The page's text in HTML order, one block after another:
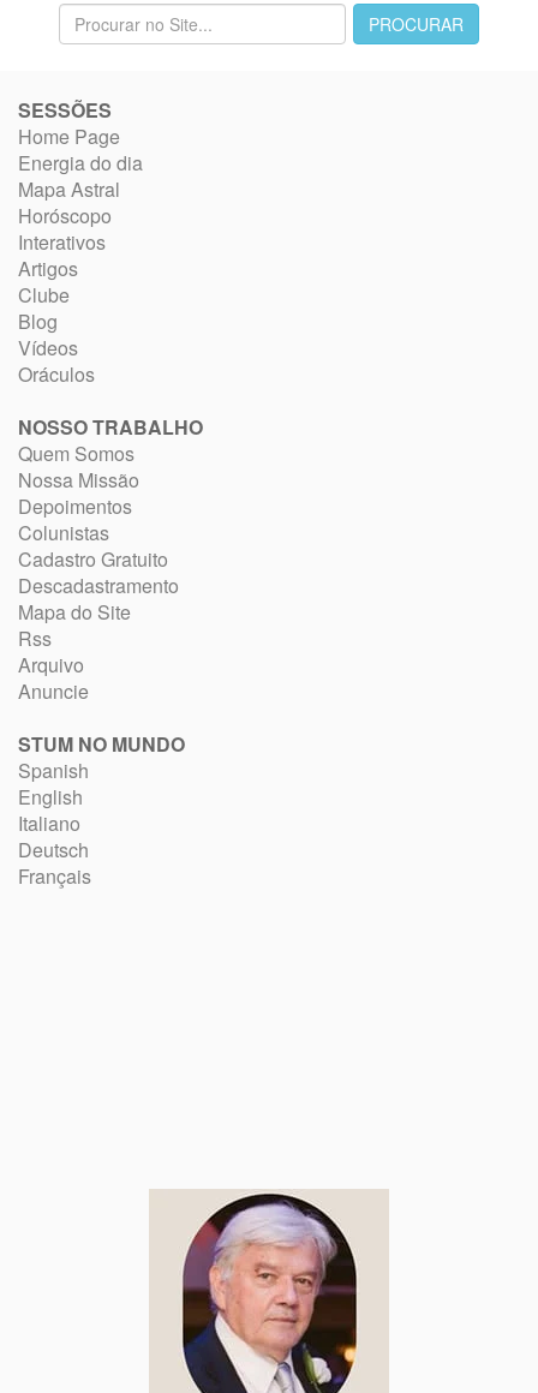
SESSÕES
Home Page
Energia do dia
Mapa Astral
Horóscopo
Interativos
Artigos
Clube
Blog
Vídeos
Oráculos
NOSSO TRABALHO
Quem Somos
Nossa Missão
Depoimentos
Colunistas
Cadastro Gratuito
Descadastramento
Mapa do Site
Rss
Arquivo
Anuncie
STUM NO MUNDO
Spanish
English
Italiano
Deutsch
Français